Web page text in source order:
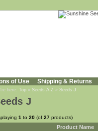
of Use Shipping & Returns
here: Top » Seeds A-Z » Seeds J
J
1 to 20 (of 27 products)
Product Name